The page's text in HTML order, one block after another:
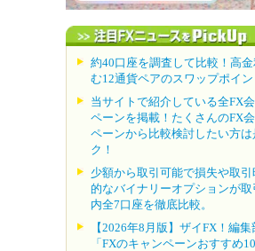
約40口座を調査して比較！高
む12通貨ペアのスワップポイン
当サイトで紹介している全FX
ペーンを掲載！たくさんのFX
ペーンから比較検討したい方は
ク！
少額から取引可能で損失や取
的なバイナリーオプションが取
内全7口座を徹底比較。
【2026年8月版】ザイFX！編
「FXのキャンペーンおすすめ